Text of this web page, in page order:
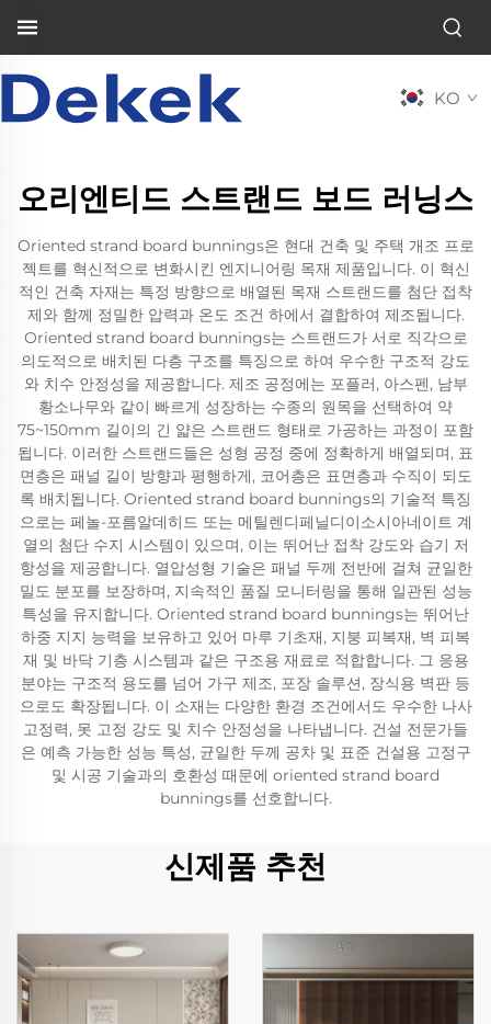
KO
오리엔티드 스트랜드 보드 러닝스
Oriented strand board bunnings은 현대 건축 및 주택 개조 프로
젝트를 혁신적으로 변화시킨 엔지니어링 목재 제품입니다. 이 혁신
적인 건축 자재는 특정 방향으로 배열된 목재 스트랜드를 첨단 접착
제와 함께 정밀한 압력과 온도 조건 하에서 결합하여 제조됩니다.
Oriented strand board bunnings는 스트랜드가 서로 직각으로
의도적으로 배치된 다층 구조를 특징으로 하여 우수한 구조적 강도
와 치수 안정성을 제공합니다. 제조 공정에는 포플러, 아스펜, 남부
황소나무와 같이 빠르게 성장하는 수종의 원목을 선택하여 약
75~150mm 길이의 긴 얇은 스트랜드 형태로 가공하는 과정이 포함
됩니다. 이러한 스트랜드들은 성형 공정 중에 정확하게 배열되며, 표
면층은 패널 길이 방향과 평행하게, 코어층은 표면층과 수직이 되도
록 배치됩니다. Oriented strand board bunnings의 기술적 특징
으로는 페놀-포름알데히드 또는 메틸렌디페닐디이소시아네이트 계
열의 첨단 수지 시스템이 있으며, 이는 뛰어난 접착 강도와 습기 저
항성을 제공합니다. 열압성형 기술은 패널 두께 전반에 걸쳐 균일한
밀도 분포를 보장하며, 지속적인 품질 모니터링을 통해 일관된 성능
특성을 유지합니다. Oriented strand board bunnings는 뛰어난
하중 지지 능력을 보유하고 있어 마루 기초재, 지붕 피복재, 벽 피복
재 및 바닥 기층 시스템과 같은 구조용 재료로 적합합니다. 그 응용
분야는 구조적 용도를 넘어 가구 제조, 포장 솔루션, 장식용 벽판 등
으로도 확장됩니다. 이 소재는 다양한 환경 조건에서도 우수한 나사
고정력, 못 고정 강도 및 치수 안정성을 나타냅니다. 건설 전문가들
은 예측 가능한 성능 특성, 균일한 두께 공차 및 표준 건설용 고정구
및 시공 기술과의 호환성 때문에 oriented strand board
bunnings를 선호합니다.
신제품 추천